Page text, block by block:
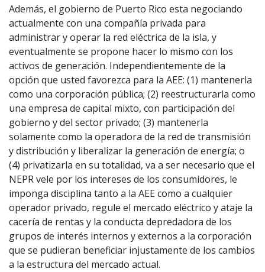
Además, el gobierno de Puerto Rico esta negociando
actualmente con una compañía privada para
administrar y operar la red eléctrica de la isla, y
eventualmente se propone hacer lo mismo con los
activos de generación. Independientemente de la
opción que usted favorezca para la AEE: (1) mantenerla
como una corporación pública; (2) reestructurarla como
una empresa de capital mixto, con participación del
gobierno y del sector privado; (3) mantenerla
solamente como la operadora de la red de transmisión
y distribución y liberalizar la generación de energía; o
(4) privatizarla en su totalidad, va a ser necesario que el
NEPR vele por los intereses de los consumidores, le
imponga disciplina tanto a la AEE como a cualquier
operador privado, regule el mercado eléctrico y ataje la
cacería de rentas y la conducta depredadora de los
grupos de interés internos y externos a la corporación
que se pudieran beneficiar injustamente de los cambios
a la estructura del mercado actual.